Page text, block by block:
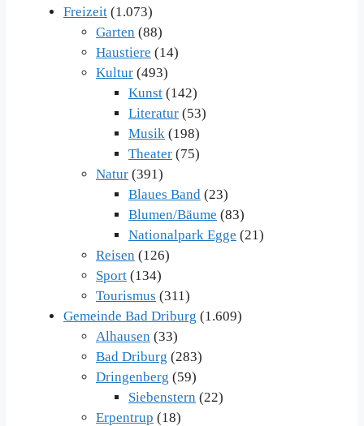
Freizeit (1.073)
Garten (88)
Haustiere (14)
Kultur (493)
Kunst (142)
Literatur (53)
Musik (198)
Theater (75)
Natur (391)
Blaues Band (23)
Blumen/Bäume (83)
Nationalpark Egge (21)
Reisen (126)
Sport (134)
Tourismus (311)
Gemeinde Bad Driburg (1.609)
Alhausen (33)
Bad Driburg (283)
Dringenberg (59)
Siebenstern (22)
Erpentrup (18)